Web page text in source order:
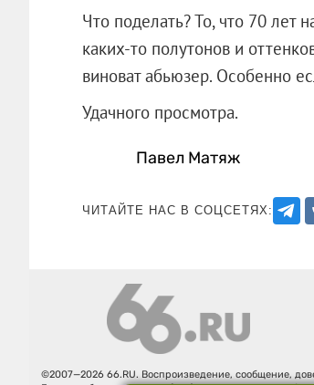
Что поделать? То, что 70 лет
каких-то полутонов и
виноват абьюзер. Особенно
Удачного просмотра.
Павел Матяж
ЧИТАЙТЕ НАС В СОЦСЕТЯХ:
©2007—2026 66.RU. Воспроизведение, сообщение,